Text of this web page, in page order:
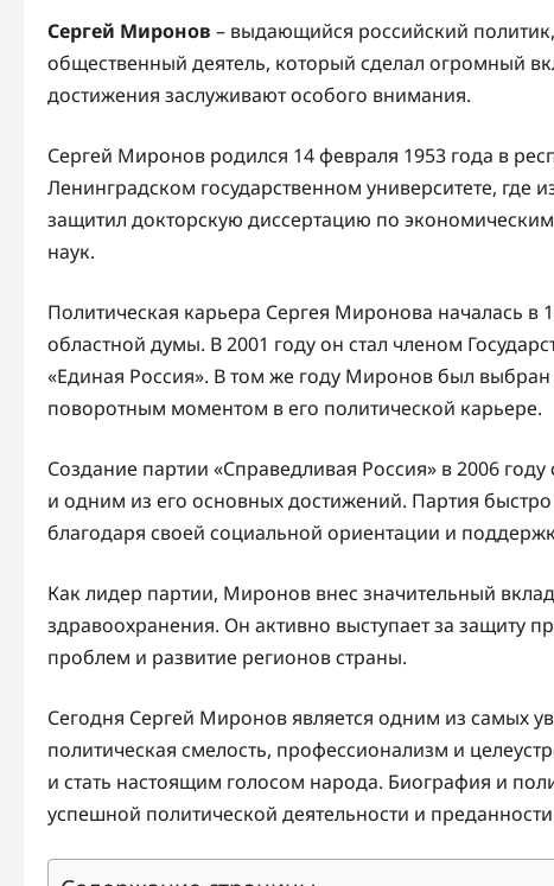
Сергей Миронов – выдающийся российский
общественный деятель, который сделал огромный
достижения заслуживают особого внимания.
Сергей Миронов родился 14 февраля 1953 года в
Ленинградском государственном университете, где
защитил докторскую диссертацию по
наук.
Политическая карьера Сергея Миронова началась в
областной думы. В 2001 году он стал членом
«Единая Россия». В том же году Миронов был
поворотным моментом в его политической карьере.
Создание партии «Справедливая Россия» в 2006
и одним из его основных достижений. Партия
благодаря своей социальной ориентации и
Как лидер партии, Миронов внес значительный
здравоохранения. Он активно выступает за защиту
проблем и развитие регионов страны.
Сегодня Сергей Миронов является одним из самых
политическая смелость, профессионализм и
и стать настоящим голосом народа. Биография и
успешной политической деятельности и